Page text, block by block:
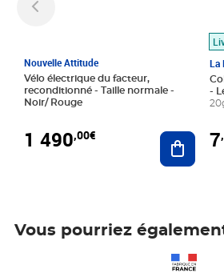
Nouvelle Attitude
Vélo électrique du facteur,
reconditionné - Taille normale -
Noir/ Rouge
1 490,00€ Ajouter
La
-
7
Vous pourriez